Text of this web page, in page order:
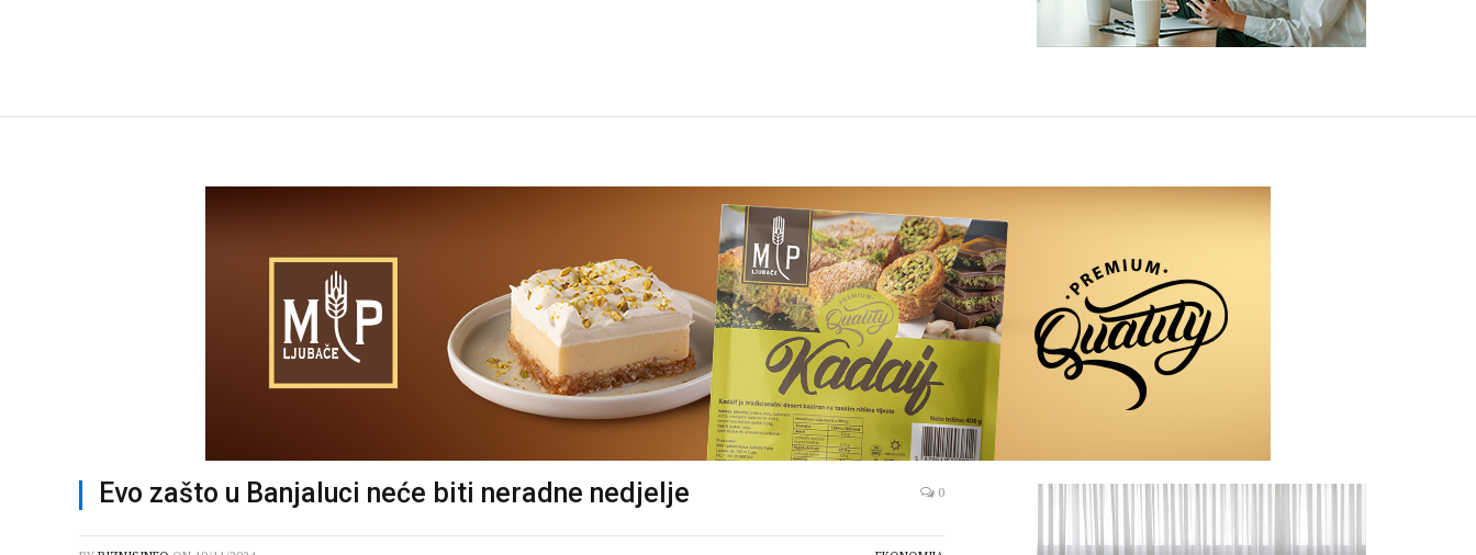
Evo zašto u Banjaluci neće biti neradne nedjelje 0